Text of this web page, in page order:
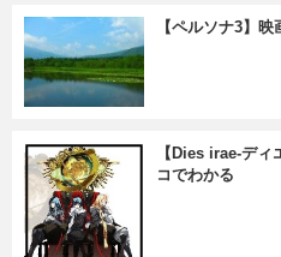
【ペルソナ3】
【Dies irae-デ
コでわかる